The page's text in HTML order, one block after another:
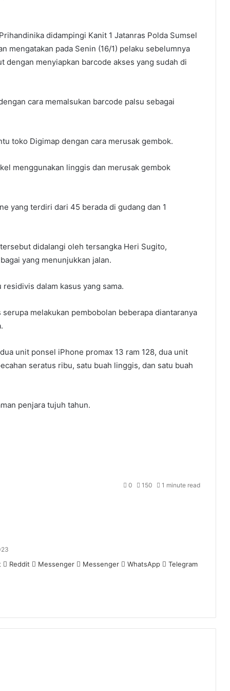
didampingi Kanit 1 Jatanras Polda Sumsel
mengatakan pada Senin (16/1) pelaku sebelumnya
menyiapkan barcode akses yang sudah di
cara memalsukan barcode palsu sebagai
toko Digimap dengan cara merusak gembok.
menggunakan linggis dan merusak gembok
yang terdiri dari 45 berada di gudang dan 1
didalangi oleh tersangka Heri Sugito,
yang menunjukkan jalan.
dalam kasus yang sama.
melakukan pembobolan beberapa diantaranya
unit ponsel iPhone promax 13 ram 128, dua unit
seratus ribu, satu buah linggis, dan satu buah
penjara tujuh tahun.
0 150 1 minute read
Reddit Messenger Messenger WhatsApp Telegram